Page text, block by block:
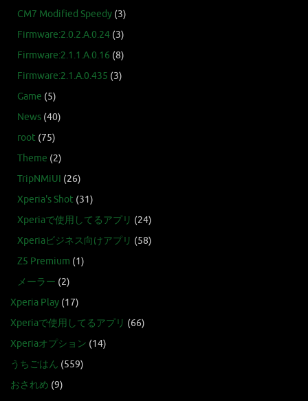
CM7 Modified Speedy (3)
Firmware:2.0.2.A.0.24 (3)
Firmware:2.1.1.A.0.16 (8)
Firmware:2.1.A.0.435 (3)
Game (5)
News (40)
root (75)
Theme (2)
TripNMiUI (26)
Xperia's Shot (31)
Xperiaで使用してるアプリ (24)
Xperiaビジネス向けアプリ (58)
Z5 Premium (1)
メーラー (2)
Xperia Play (17)
Xperiaで使用してるアプリ (66)
Xperiaオプション (14)
うちごはん (559)
おされめ (9)